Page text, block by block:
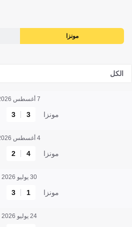
مونزا
الكل
7 أغسطس 2026
مونزا 3
3
4 أغسطس 2026
مونزا 4
2
30 يوليو 2026
مونزا 1
3
24 يوليو 2026